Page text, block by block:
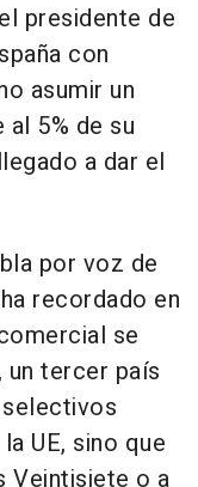
presidente de
con
asumir un
5% de su
a dar el
por voz de
recordado en
se
tercer país
UE, sino que
Veintisiete o a